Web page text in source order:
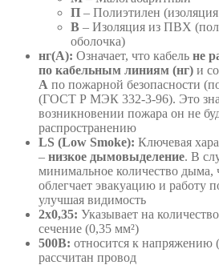
П – Полиэтилен
В – Изоляция из ПВХ
оболочка)
нг(А): Означает, что кабель не
по кабельным линиям (нг) и
А по пожарной безопасности
(ГОСТ Р МЭК 332-3-96). Это
возникновении пожара он не
распространению
LS (Low Smoke): Ключевая
– низкое дымовыделение. В
минимальное количество дыма,
облегчает эвакуацию и работу
улучшая видимость
2х0,35: Указывает на
сечение (0,35 мм²)
500В: относится к напряжению
рассчитан провод